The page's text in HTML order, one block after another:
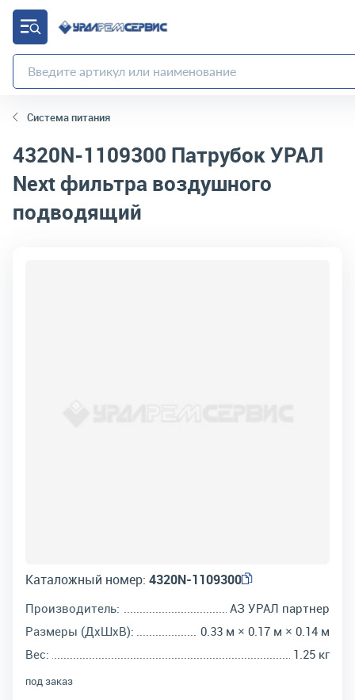
Система питания
4320N-1109300 Патрубок УРАЛ
Next фильтра воздушного
подводящий
Каталожный номер: 4320N-1109300
Производитель:
АЗ УРАЛ партнер
Размеры (ДхШхВ):
0.33 м × 0.17 м × 0.14 м
Вес:
1.25 кг
под заказ